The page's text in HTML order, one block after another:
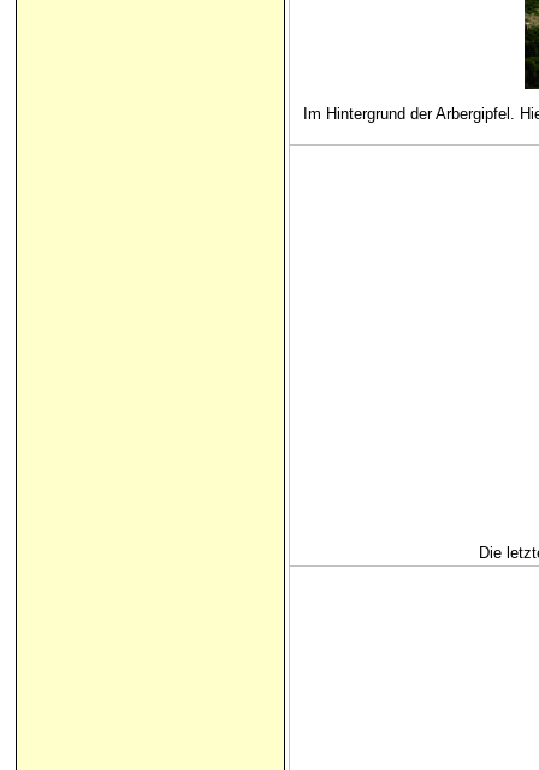
Im Hintergrund der Arbergipfel.
Die